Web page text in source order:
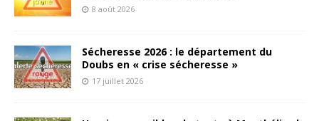
8 août 2026
Sécheresse 2026 : le département du
Doubs en « crise sécheresse »
17 juillet 2026